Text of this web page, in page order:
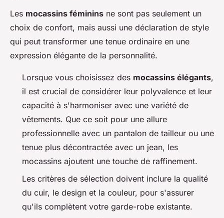
Les mocassins féminins ne sont pas seulement un
choix de confort, mais aussi une déclaration de style
qui peut transformer une tenue ordinaire en une
expression élégante de la personnalité.
Lorsque vous choisissez des mocassins élégants,
il est crucial de considérer leur polyvalence et leur
capacité à s'harmoniser avec une variété de
vêtements. Que ce soit pour une allure
professionnelle avec un pantalon de tailleur ou une
tenue plus décontractée avec un jean, les
mocassins ajoutent une touche de raffinement.
Les critères de sélection doivent inclure la qualité
du cuir, le design et la couleur, pour s'assurer
qu'ils complètent votre garde-robe existante.